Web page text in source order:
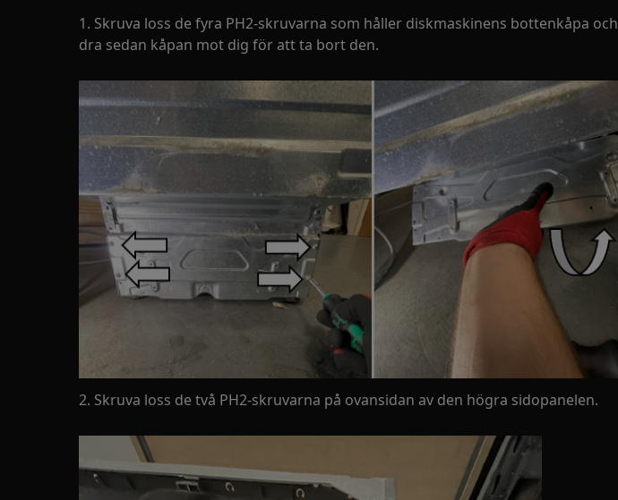
1. Skruva loss de fyra PH2-skruvarna som håller diskmaskinens bottenkåpa och
dra sedan kåpan mot dig för att ta bort den.
2. Skruva loss de två PH2-skruvarna på ovansidan av den högra sidopanelen.